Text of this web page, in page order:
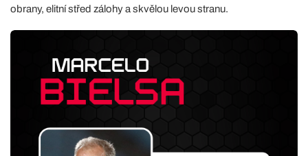
obrany, elitní střed zálohy a skvělou levou stranu.